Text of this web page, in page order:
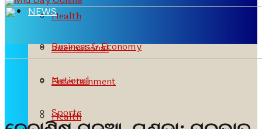
Health
International
National
Sports
NEWS
Business & Economy
Entertainment
Health